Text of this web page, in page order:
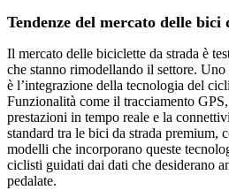
Tendenze del mercato delle bici
Il mercato delle biciclette da strada è
che stanno rimodellando il settore.
è l’integrazione della tecnologia del
Funzionalità come il tracciamento
prestazioni in tempo reale e la
standard tra le bici da strada premium,
modelli che incorporano queste
ciclisti guidati dai dati che desiderano
pedalate.